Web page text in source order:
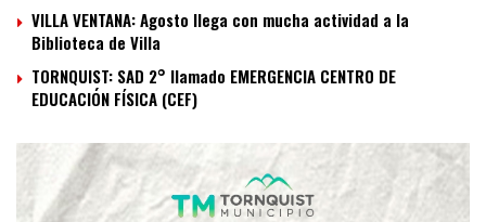
VILLA VENTANA: Agosto llega con mucha actividad a la
Biblioteca de Villa
TORNQUIST: SAD 2° llamado EMERGENCIA CENTRO DE
EDUCACIÓN FÍSICA (CEF)